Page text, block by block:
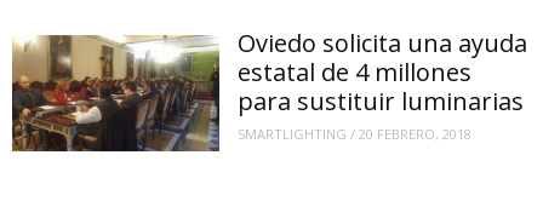
Oviedo solicita una ayuda
estatal de 4 millones
para sustituir luminarias
SMARTLIGHTING /20 FEBRERO, 2018